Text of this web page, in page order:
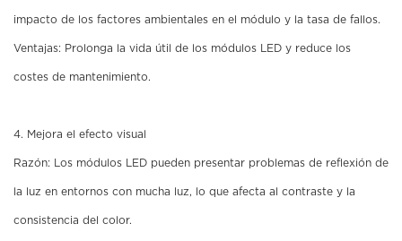
impacto de los factores ambientales en el módulo y la tasa de fallos.
Ventajas: Prolonga la vida útil de los módulos LED y reduce los
costes de mantenimiento.
4. Mejora el efecto visual
Razón: Los módulos LED pueden presentar problemas de reflexión de
la luz en entornos con mucha luz, lo que afecta al contraste y la
consistencia del color.